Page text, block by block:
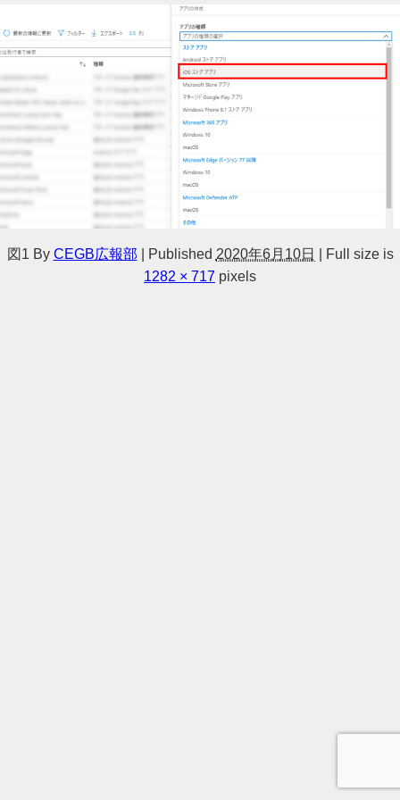
図1 By CEGB広報部 Published 2020年6月10日
Full size is
1282 × 717 pixels